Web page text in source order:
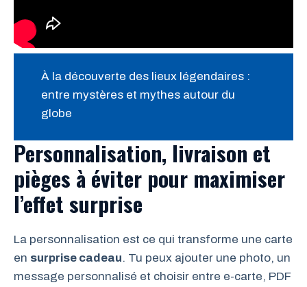
À la découverte des lieux légendaires :
entre mystères et mythes autour du
globe
Personnalisation, livraison et
pièges à éviter pour maximiser
l’effet surprise
La personnalisation est ce qui transforme une carte
en surprise cadeau. Tu peux ajouter une photo, un
message personnalisé et choisir entre e-carte, PDF